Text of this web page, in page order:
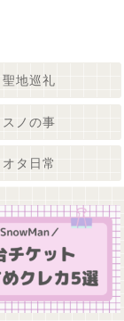
聖地巡礼
スノの事
オタ日常